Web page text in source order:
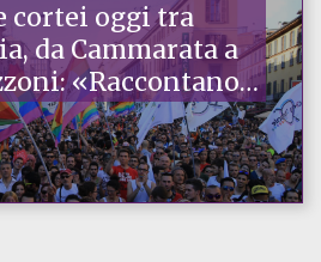
cortei oggi tra
da Cammarata a
«Raccontano